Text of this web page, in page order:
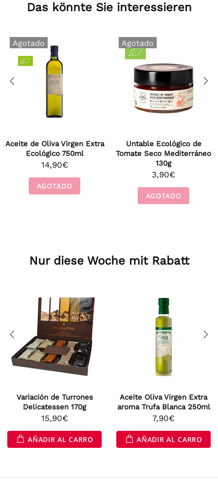
Das könnte Sie interessieren
Agotado
Aceite de Oliva Virgen Extra
Ecológico 750ml
14,90€
AGOTADO
Agotado
Untable Ecológico de
Tomate Seco Mediterráneo
130g
3,90€
AGOTADO
Nur diese Woche mit Rabatt
Variación de Turrones
Delicatessen 170g
15,90€
AÑADIR AL CARRO
Aceite Oliva Virgen Extra
aroma Trufa Blanca 250ml
7,90€
AÑADIR AL CARRO